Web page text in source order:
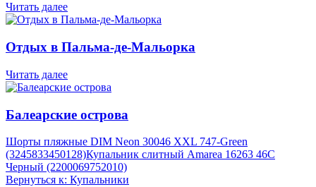
Читать далее
Отдых в Пальма-де-Мальорка
Читать далее
Балеарские острова
Шорты пляжные DIM Neon 30046 XXL 747-Green
(3245833450128)Купальник слитный Amarea 16263 46C
Черный (2200069752010)
Вернуться к: Купальники